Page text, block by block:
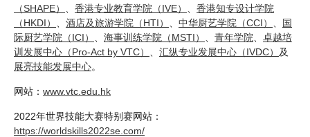
（SHAPE）
香港专业教育学院（IVE）
香港知专设计学院
（HKDI）
酒店及旅游学院（HTI） 中华厨艺学院（CCI）
国
际厨艺学院（ICI）
海事训练学院（MSTI） 青年学院
卓越培
训发展中心（Pro-Act by VTC）
汇纵专业发展中心（IVDC） 及
展亮技能发展中心。
网站： www.vtc.edu.hk
2022年世界技能大赛特别赛网站：
https://worldskills2022se.com/